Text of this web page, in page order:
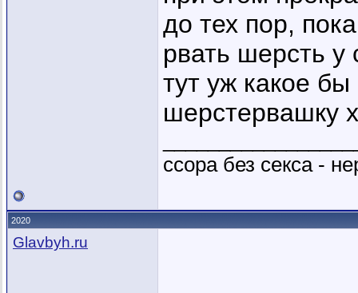
до тех пор,
рвать шерсть у
тут уж какое
шерстервашку
ссора без секса -
2020
Glavbyh.ru